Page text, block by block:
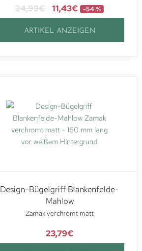
24,99€ 11,43€ -54 %
ARTIKEL ANZEIGEN
Design-Bügelgriff Blankenfelde-
Mahlow
Zamak verchromt matt
23,79€